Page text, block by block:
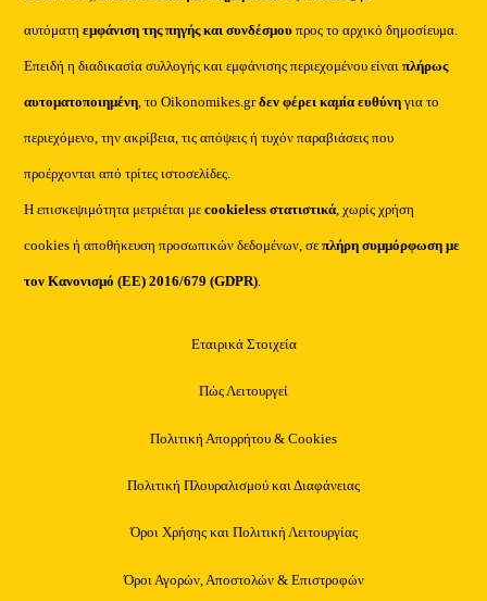
αυτόματηεμφάνιση της πηγής και συνδέσμου προς το αρχικό δημοσίευμα.
Επειδή η διαδικασία συλλογής και εμφάνισης περιεχομένου είναιπλήρως
αυτοματοποιημένη, το Oikonomikes.grδεν φέρει καμία ευθύνη για το
περιεχόμενο, την ακρίβεια, τις απόψεις ή τυχόν παραβιάσεις που
προέρχονται από τρίτες ιστοσελίδες.
Η επισκεψιμότητα μετριέται μεcookieless στατιστικά, χωρίς χρήση
cookies ή αποθήκευση προσωπικών δεδομένων, σεπλήρη συμμόρφωση με
τον Κανονισμό (ΕΕ) 2016/679 (GDPR).
Εταιρικά Στοιχεία
Πώς Λειτουργεί
Πολιτική Απορρήτου & Cookies
Πολιτική Πλουραλισμού και Διαφάνειας
Όροι Χρήσης και Πολιτική Λειτουργίας
Όροι Αγορών, Αποστολών & Επιστροφών